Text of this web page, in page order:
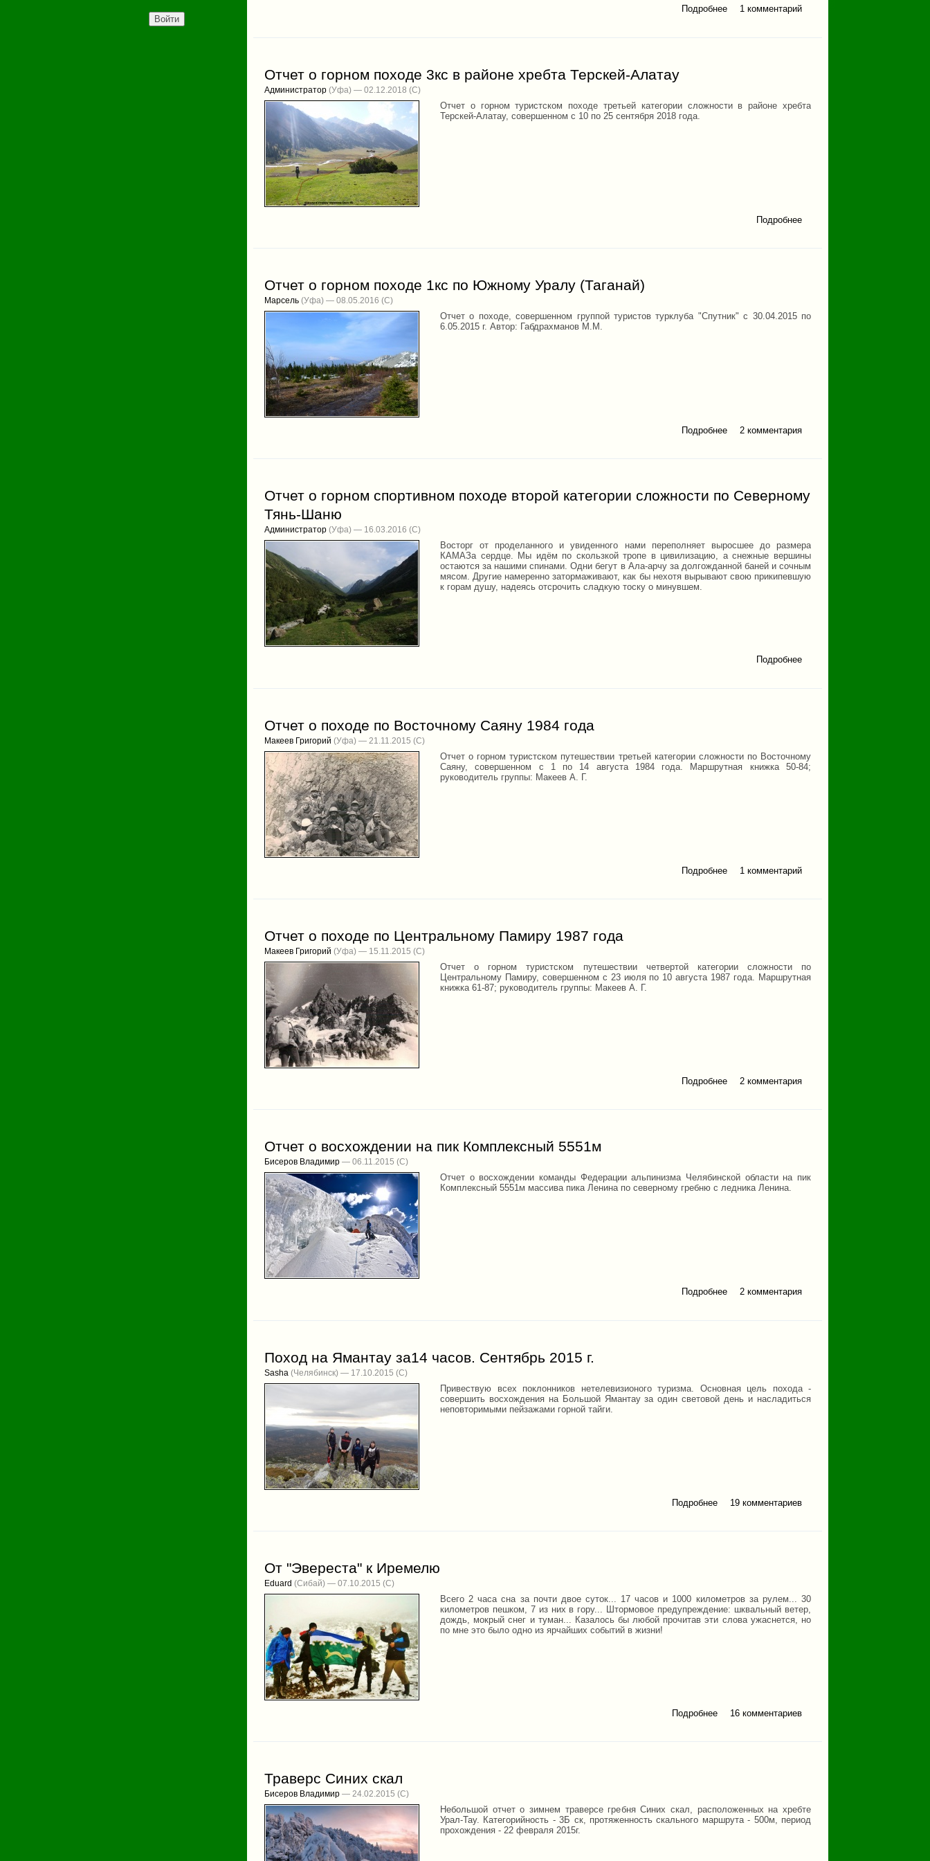
Подробнее
о Зимой на Мунку-
1 комментарий
Отчет о горном походе 3кс в районе хребта Терскей-Алатау
Администратор (Уфа) — 02.12.2018
Отчет о горном туристском походе третьей категории сложности в районе хребта
Терскей-Алатау, совершенном с 10 по 25 сентября 2018 года.
Подробнее
Отчет о горном походе 1кс по Южному Уралу (Таганай)
Марсель (Уфа) — 08.05.2016
Отчет о походе, совершенном группой туристов турклуба "Спутник" с 30.04.2015 по
6.05.2015 г. Автор: Габдрахманов М.М.
Подробнее
о Отчет о горном
2 комментария
Отчет о горном спортивном походе второй категории сложности по Северному
Тянь-Шаню
Администратор (Уфа) — 16.03.2016
Восторг от проделанного и увиденного нами переполняет выросшее до размера
КАМАЗа сердце. Мы идём по скользкой тропе в цивилизацию, а снежные вершины
остаются за нашими спинами. Одни бегут в Ала-арчу за долгожданной баней и сочным
мясом. Другие намеренно затормаживают, как бы нехотя вырывают свою прикипевшую
к горам душу, надеясь отсрочить сладкую тоску о минувшем.
Подробнее
Тянь-Шаню
Отчет о походе по Восточному Саяну 1984 года
Макеев Григорий (Уфа) — 21.11.2015
Отчет о горном туристском путешествии третьей категории сложности по Восточному
Саяну, совершенном с 1 по 14 августа 1984 года. Маршрутная книжка 50-84;
руководитель группы: Макеев А. Г.
Подробнее
о Отчет о походе по
1 комментарий
Отчет о походе по Центральному Памиру 1987 года
Макеев Григорий (Уфа) — 15.11.2015
Отчет о горном туристском путешествии четвертой категории сложности по
Центральному Памиру, совершенном с 23 июля по 10 августа 1987 года. Маршрутная
книжка 61-87; руководитель группы: Макеев А. Г.
Подробнее
о Отчет о походе по
2 комментария
Отчет о восхождении на пик Комплексный 5551м
Бисеров Владимир — 06.11.2015
Отчет о восхождении команды Федерации альпинизма Челябинской области на пик
Комплексный 5551м массива пика Ленина по северному гребню с ледника Ленина.
Подробнее
о Отчет о восхождении
2 комментария
Поход на Ямантау за14 часов. Сентябрь 2015 г.
Sasha (Челябинск) — 17.10.2015
Привествую всех поклонников нетелевизионого туризма. Основная цель похода -
совершить восхождения на Большой Ямантау за один световой день и насладиться
неповторимыми пейзажами горной тайги.
Подробнее
о Поход на Ямантау за14
19 комментариев
От "Эвереста" к Иремелю
Eduard (Сибай) — 07.10.2015
Всего 2 часа сна за почти двое суток... 17 часов и 1000 километров за рулем... 30
километров пешком, 7 из них в гору... Штормовое предупреждение: шквальный ветер,
дождь, мокрый снег и туман... Казалось бы любой прочитав эти слова ужаснется, но
по мне это было одно из ярчайших событий в жизни!
Подробнее
о От "Эвереста" к
16 комментариев
Траверс Синих скал
Бисеров Владимир — 24.02.2015
Небольшой отчет о зимнем траверсе гребня Синих скал, расположенных на хребте
Урал-Тау. Категорийность - 3Б ск, протяженность скального маршрута - 500м, период
прохождения - 22 февраля 2015г.